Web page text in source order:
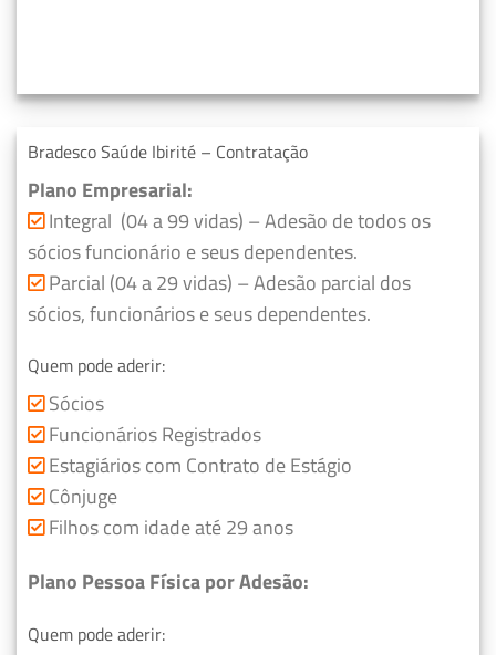
Bradesco Saúde Ibirité – Contratação
Plano Empresarial:
Integral (04 a 99 vidas) – Adesão de todos os
sócios funcionário e seus dependentes.
Parcial (04 a 29 vidas) – Adesão parcial dos
sócios, funcionários e seus dependentes.
Quem pode aderir:
Sócios
Funcionários Registrados
Estagiários com Contrato de Estágio
Cônjuge
Filhos com idade até 29 anos
Plano Pessoa Física por Adesão:
Quem pode aderir: